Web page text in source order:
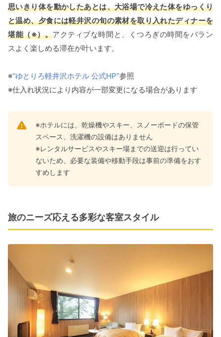
思いきり体を動かしたあとは、大浴場で冷えた体をゆっくり
と温め、夕食には軽井沢の旬の素材を取り入れたディナーを
堪能（※）。アクティブな時間と、くつろぎの時間をバラン
スよく楽しめる滞在が叶います。
※“ゆとりろ軽井沢ホテル 公式HP”参照
※仕入れ状況により内容が一部変更になる場合があります
※ホテルには、乾燥機やスキー、スノーボードの保管
スペース、洗濯機の設備はありません
※レンタルサービスやスキー場までの送迎は行ってい
ないため、必要な装備や移動手段は事前の準備をおす
すめします
旅のニーズ応える多彩な客室スタイル